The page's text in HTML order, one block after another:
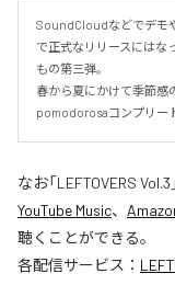
SoundCloudなどでデモ
で正式なリリースにはな
もの第三弾。
春から夏にかけて季節感
pomodorosaコンプリー
なお「LEFTOVERS Vol.3
YouTube Music、
聴くことができる。
各配信サービス：